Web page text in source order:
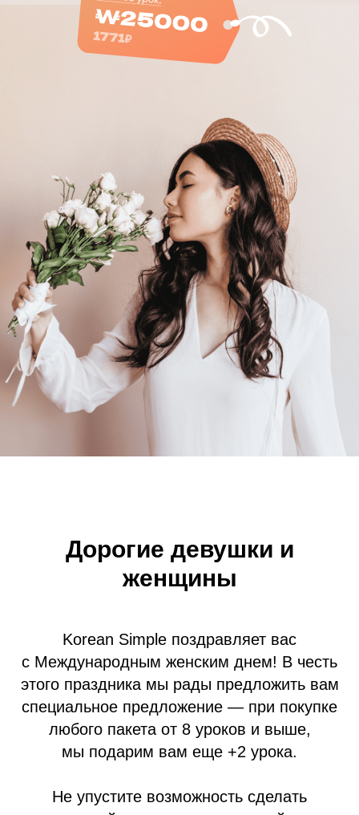
Дорогие девушки и
женщины
Korean Simple поздравляет вас
с Международным женским днем! В честь
этого праздника мы рады предложить вам
специальное предложение — при покупке
любого пакета от 8 уроков и выше,
мы подарим вам еще +2 урока.
Не упустите возможность сделать